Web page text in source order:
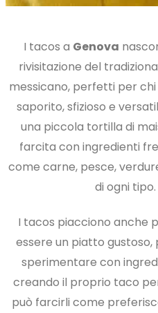
I tacos a Genova
rivisitazione del
messicano, perfetti per
saporito, sfizioso e
una piccola tortilla di
farcita con ingredienti
come carne, pesce,
di ogni tipo.
I tacos piacciono anche
essere un piatto
sperimentare con
creando il proprio taco
può farcirli come